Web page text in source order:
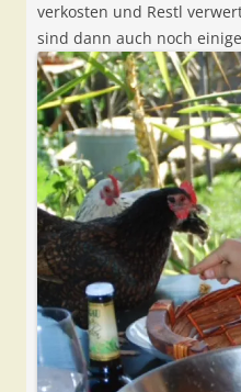
verkosten und Restl
sind dann auch noch